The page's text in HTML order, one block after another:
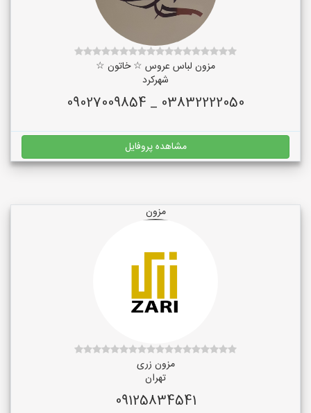
مزون لباس عروس ☆ خاتون ☆
شهرکرد
03832222050 _ 09027009854
مشاهده پروفایل
مزون
مزون زری
تهران
09125834541